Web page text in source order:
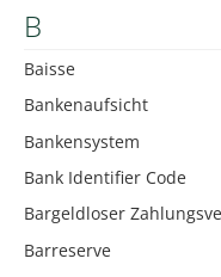
B
Baisse
Bankenaufsicht
Bankensystem
Bank Identifier Code
Bargeldloser
Barreserve